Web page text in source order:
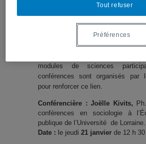
dédiée à tous les cancers
recrutement de
www.seintinelles.com.
communauté et la création
collaboration volontaires-
modules de sciences
conférences sont organisés par
pour renforcer ce lien.
Conférencière :Joëlle Kivits,
conférences en sociologie à
publique de l’Université de Lorraine.
Date : le jeudi 21 janvier de 12 h
Tout refuser
Préférences